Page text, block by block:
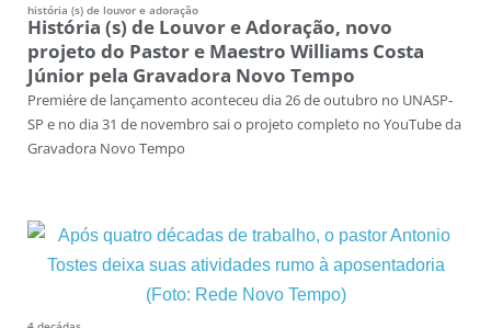
história (s) de louvor e adoração
História (s) de Louvor e Adoração, novo
projeto do Pastor e Maestro Williams Costa
Júnior pela Gravadora Novo Tempo
Premiére de lançamento aconteceu dia 26 de outubro no UNASP-
SP e no dia 31 de novembro sai o projeto completo no YouTube da
Gravadora Novo Tempo